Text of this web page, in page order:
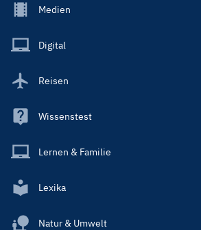
Footer
Main
Medien
Digital
Reisen
Wissenstest
Lernen & Familie
Lexika
Natur & Umwelt